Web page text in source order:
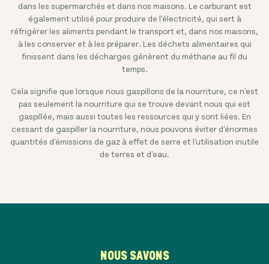
dans les supermarchés et dans nos maisons. Le carburant est
également utilisé pour produire de l'électricité, qui sert à
réfrigérer les aliments pendant le transport et, dans nos maisons,
à les conserver et à les préparer. Les déchets alimentaires qui
finissent dans les décharges génèrent du méthane au fil du
temps.
Cela signifie que lorsque nous gaspillons de la nourriture, ce n'est
pas seulement la nourriture qui se trouve devant nous qui est
gaspillée, mais aussi toutes les ressources qui y sont liées. En
cessant de gaspiller la nourriture, nous pouvons éviter d'énormes
quantités d'émissions de gaz à effet de serre et l'utilisation inutile
de terres et d'eau.
NOUS SAVONS